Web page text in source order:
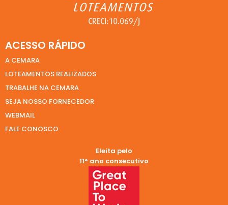
ACESSO RÁPIDO
A CEMARA
LOTEAMENTOS REALIZADOS
TRABALHE NA CEMARA
SEJA NOSSO FORNECEDOR
WEBMAIL
FALE CONOSCO
Eleita pelo
11° ano consecutivo